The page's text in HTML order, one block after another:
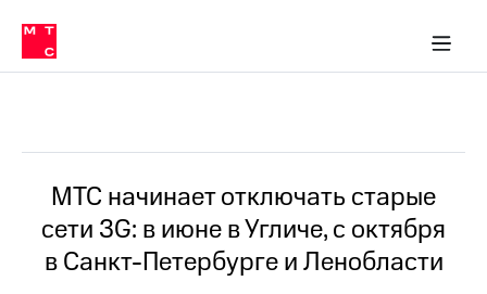
Медиа-центр
и акционерам
Устойчивое развитие
Комплаенс и деловая этика
компании
Карьера
История
компании
Руководство
в МТС
Пресс-
релизы
МТС
о технологиях
МТС начинает отключать старые
сети 3G: в июне в Угличе, с октября
в Санкт-Петербурге и Ленобласти